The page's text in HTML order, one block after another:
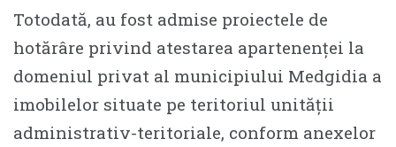
Totodată, au fost admise proiectele de
hotărâre privind atestarea apartenenței la
domeniul privat al municipiului Medgidia a
imobilelor situate pe teritoriul unității
administrativ-teritoriale, conform anexelor